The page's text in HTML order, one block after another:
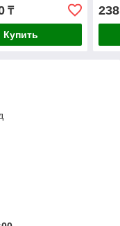
₸
Купить